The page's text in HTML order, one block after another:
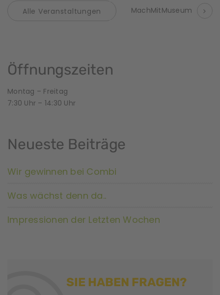
a
n
s
a
l
t
n
Alle Veranstaltungen MachMitMuseum
Öffnungszeiten
Montag – Freitag
7:30 Uhr – 14:30 Uhr
Neueste Beiträge
Wir gewinnen bei Combi
Was wächst denn da..
Impressionen der Letzten Wochen
SIE HABEN FRAGEN?